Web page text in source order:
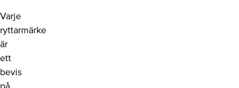
Varje
ryttarmärke
är
ett
bevis